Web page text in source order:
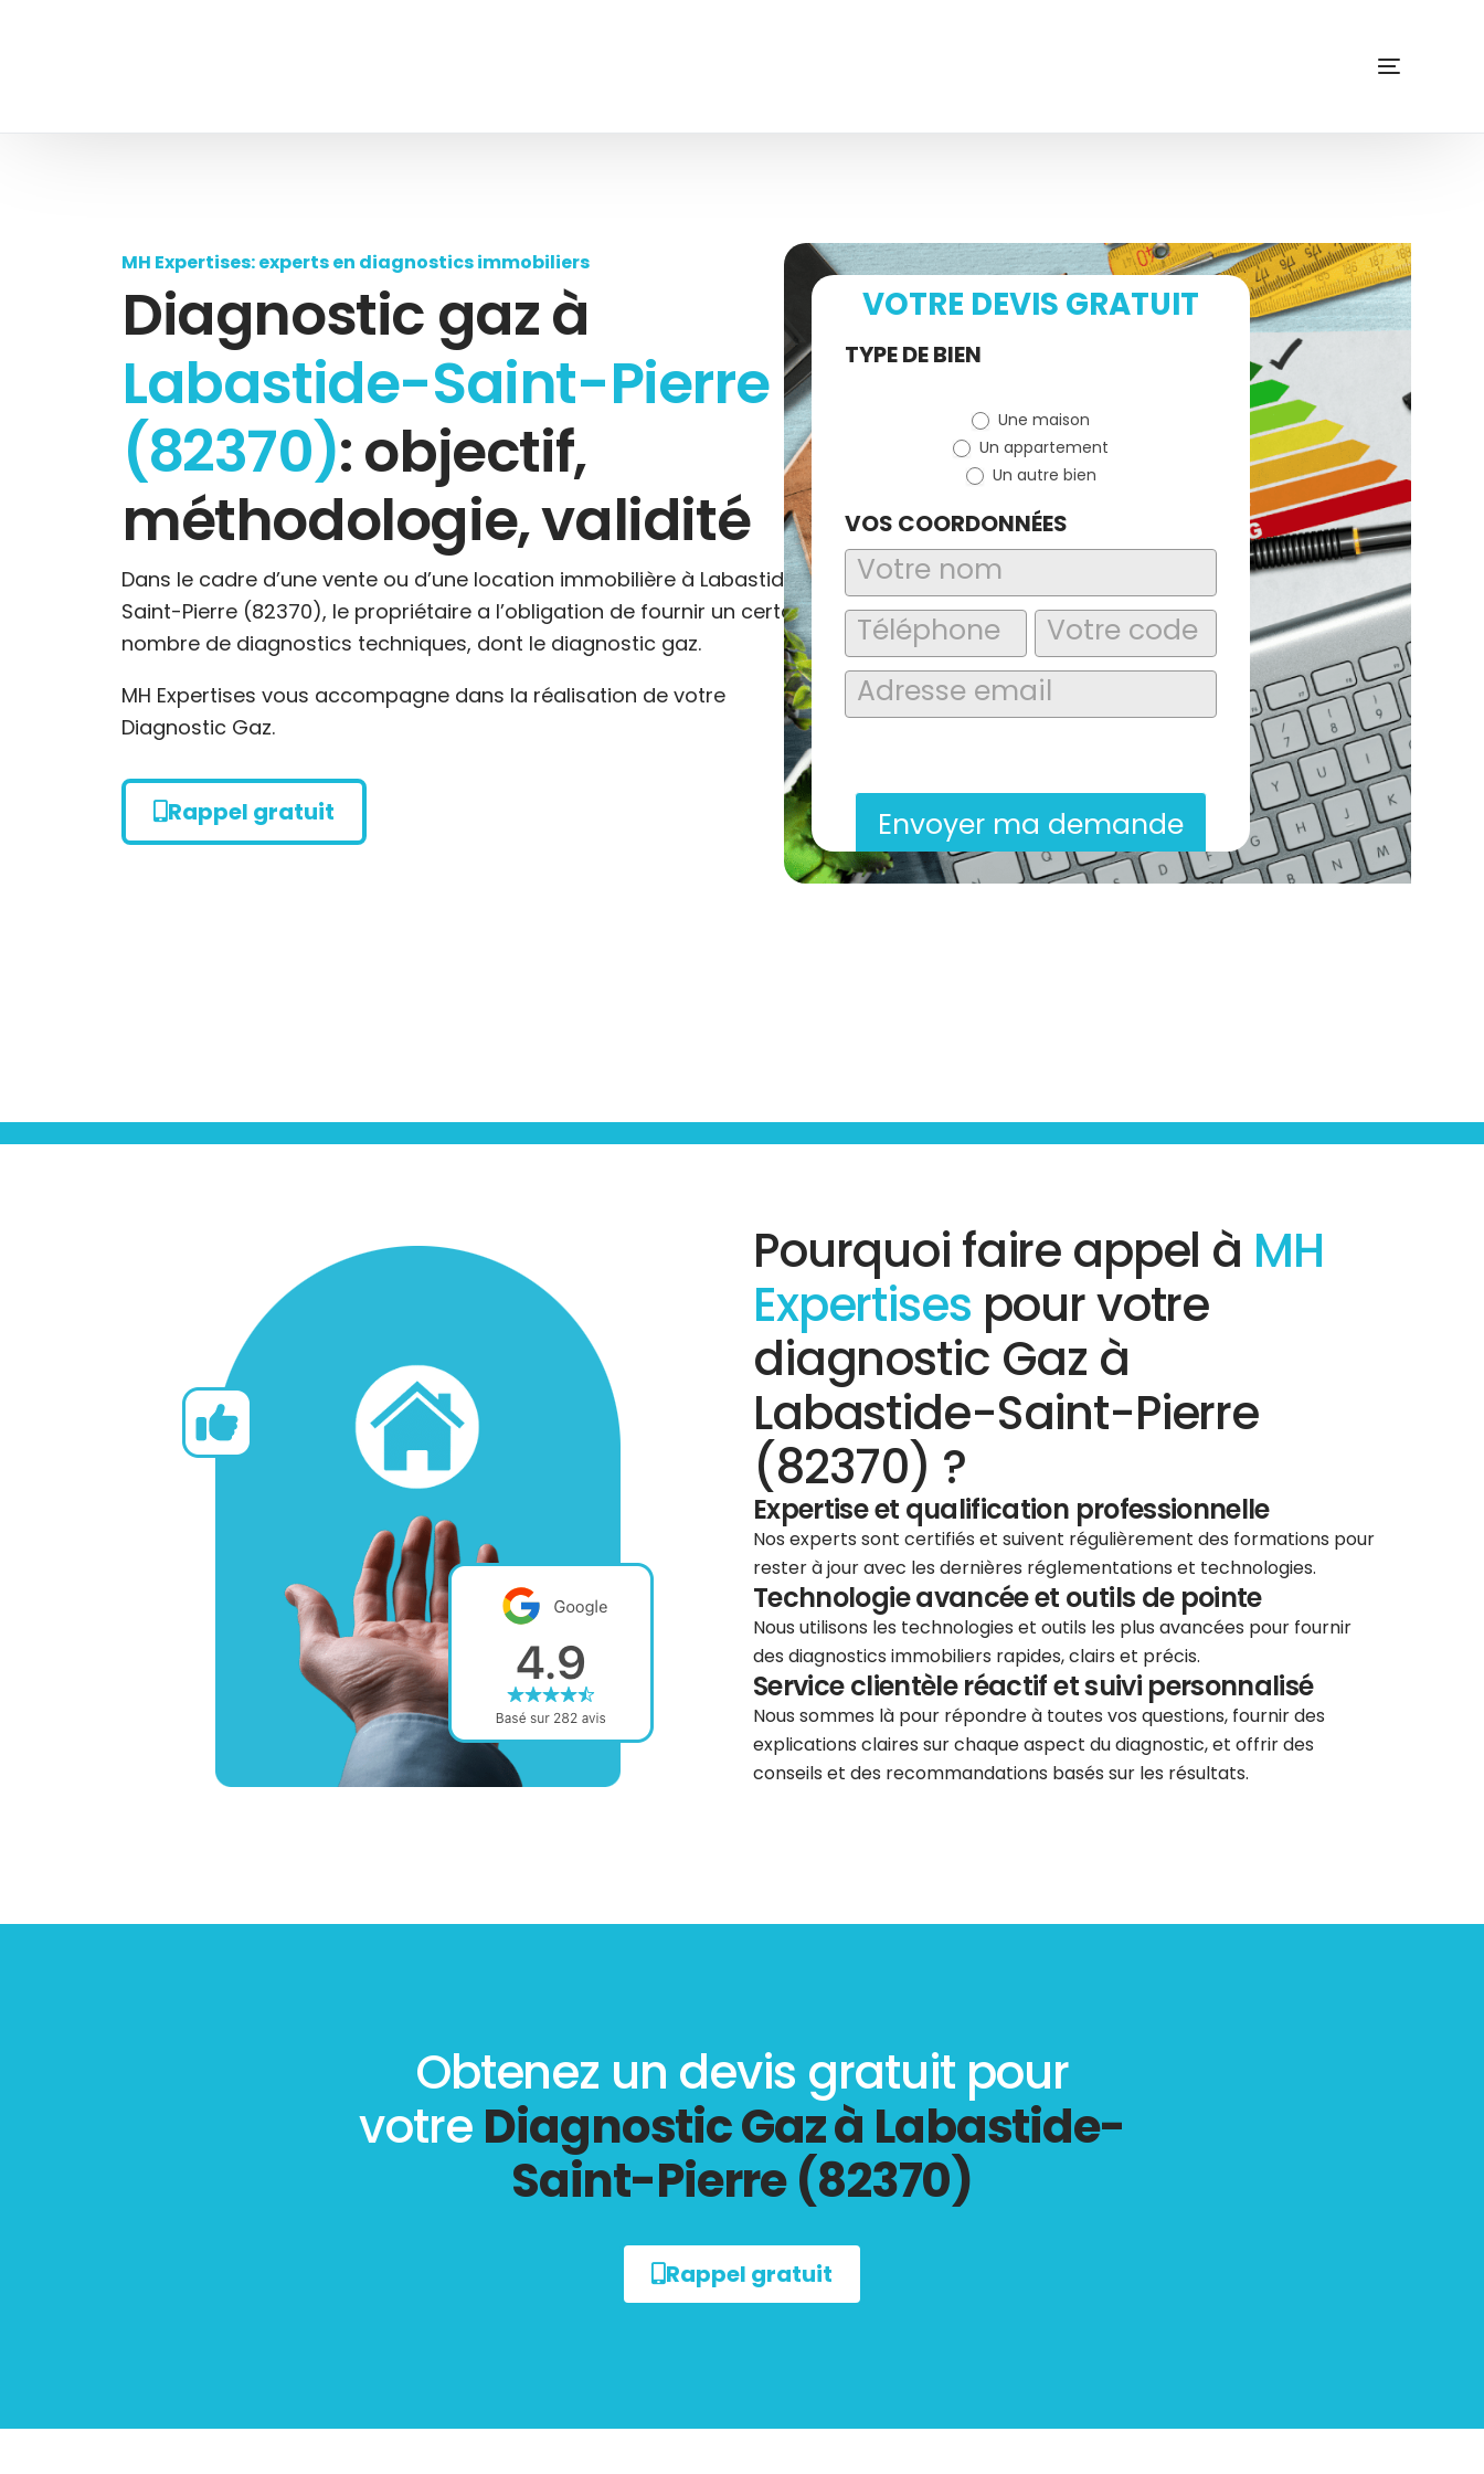
MH Expertises: experts en diagnostics immobiliers
Diagnostic gaz à
Labastide-Saint-Pierre
(82370): objectif,
méthodologie, validité
Dans le cadre d’une vente ou d’une location immobilière à Labastide-
Saint-Pierre (82370), le propriétaire a l’obligation de fournir un certain
nombre de diagnostics techniques, dont le diagnostic gaz.
MH Expertises vous accompagne dans la réalisation de votre
Diagnostic Gaz.
Rappel gratuit
VOTRE DEVIS GRATUIT
Demande
TYPE DE BIEN
Une maison
Un appartement
Un autre bien
VOS COORDONNÉES
Envoyer ma demande
Pourquoi faire appel à MH
Expertises pour votre
diagnostic Gaz à
Labastide-Saint-Pierre
(82370) ?
Expertise et qualification professionnelle
Nos experts sont certifiés et suivent régulièrement des formations pour
rester à jour avec les dernières réglementations et technologies.
Technologie avancée et outils de pointe
Nous utilisons les technologies et outils les plus avancées pour fournir
des diagnostics immobiliers rapides, clairs et précis.
Service clientèle réactif et suivi personnalisé
Nous sommes là pour répondre à toutes vos questions, fournir des
explications claires sur chaque aspect du diagnostic, et offrir des
conseils et des recommandations basés sur les résultats.
Obtenez un devis gratuit pour
votre Diagnostic Gaz à Labastide-
Saint-Pierre (82370)
Rappel gratuit